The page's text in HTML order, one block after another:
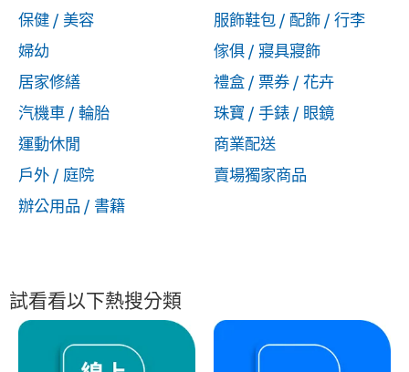
保健 / 美容
婦幼
服飾鞋包 / 配飾 / 行李
傢俱 / 寢具寢飾
居家修繕
汽機車 / 輪胎
運動休閒
戶外 / 庭院
辦公用品 / 書籍
禮盒 / 票券 / 花卉
珠寶 / 手錶 / 眼鏡
商業配送
賣場獨家商品
試看看以下熱搜分類